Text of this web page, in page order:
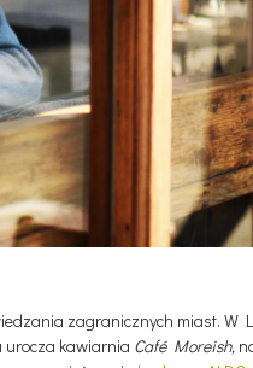
zagranicznych miast. W
urocza kawiarnia Café Moreish,